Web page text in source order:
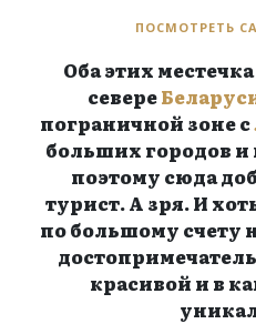
ПОСМОТРЕТЬ
Оба этих
севере
пограничной зоне с
больших городов
поэтому сюда
турист. А зря. И
по большому счету
красивой и в